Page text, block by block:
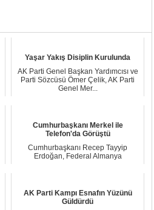
Yaşar Yakış Disiplin Kurulunda
AK Parti Genel Başkan Yardımcısı ve
Parti Sözcüsü Ömer Çelik, AK Parti
Genel Mer...
Cumhurbaşkanı Merkel ile
Telefon'da Görüştü
Cumhurbaşkanı Recep Tayyip
Erdoğan, Federal Almanya
AK Parti Kampı Esnafın Yüzünü
Güldürdü